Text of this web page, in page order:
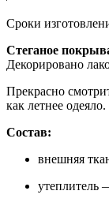
Сроки
Стеганое
Декорировано
Прекрасно
как летнее одеяло.
Состав:
внешняя
утеплитель